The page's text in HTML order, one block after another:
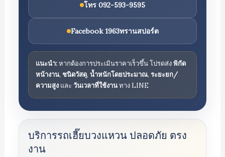
โทร 092-593-9595
Facebook 1963ทรานสปอร์ต
แนะนำ:หากต้องการประเมินราคาเร็วขึ้น โปรดส่งพิกัด
หน้างาน, ชนิดวัสดุ, น้ำหนักโดยประมาณ, ระยะยก/
ความสูงและ วันเวลาที่ใช้งานทาง LINE
บริการรถเฮี๊ยบวงแหวน ปลอดภัย ตรง
งาน